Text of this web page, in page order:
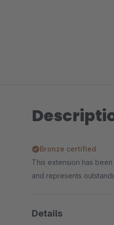
Bronze certified
This extension has
and represents
Details